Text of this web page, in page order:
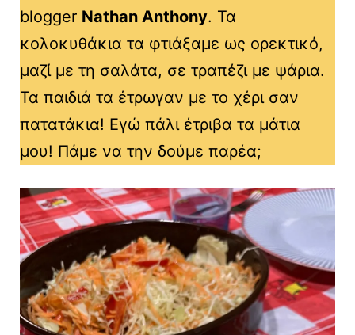
blogger Nathan Anthony. Τα
κολοκυθάκια τα φτιάξαμε ως ορεκτικό,
μαζί με τη σαλάτα, σε τραπέζι με ψάρια.
Τα παιδιά τα έτρωγαν με το χέρι σαν
πατατάκια! Εγώ πάλι έτριβα τα μάτια
μου! Πάμε να την δούμε παρέα;